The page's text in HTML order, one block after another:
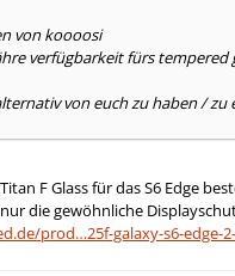
von koooosi
verfügbarkeit fürs tempered
von euch zu haben /
F Glass für das S6 Edge
die gewöhnliche
prod…25f-galaxy-s6-edge-